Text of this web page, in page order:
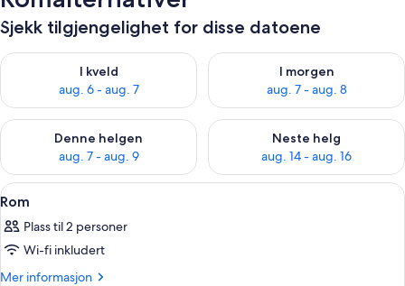
Sjekk tilgjengelighet for disse datoene
I kveld
aug. 6 - aug. 7
Sjekk tilgjengelighet for i kveld, aug. 6 - aug. 7
I morgen
aug. 7 - aug. 8
Sjekk tilgjengelighet for i
Denne helgen
aug. 7 - aug. 9
Sjekk tilgjengelighet for denne helgen, aug. 7 - aug. 9
Neste helg
aug. 14 - aug. 16
Sjekk tilgjengelighet for neste
Åpne
alle
bildene
av
Rom
Sengetøy av topp kvalitet, minibar,
6
Rom
Plass til 2 personer
Wi-fi inkludert
Mer informasjon
Mer